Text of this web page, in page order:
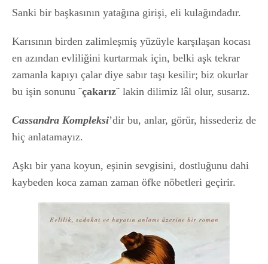
Sanki bir başkasının yatağına girişi, eli kulağındadır.
Karısının birden zalimleşmiş yüzüyle karşılaşan kocası
en azından evliliğini kurtarmak için, belki aşk tekrar
zamanla kapıyı çalar diye sabır taşı kesilir; biz okurlar
bu işin sonunu ¨çakarız¨ lakin dilimiz lâl olur, susarız.
Cassandra Kompleksi’dir bu, anlar, görür, hissederiz de
hiç anlatamayız.
Aşkı bir yana koyun, eşinin sevgisini, dostluğunu dahi
kaybeden koca zaman zaman öfke nöbetleri geçirir.